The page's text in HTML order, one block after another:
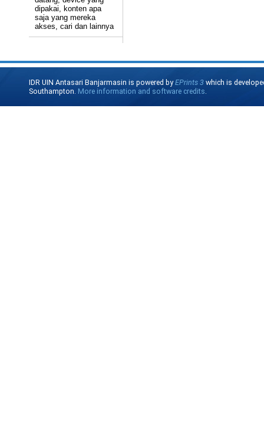
dipakai, konten apa
saja yang mereka
akses, cari dan lainnya
IDR UIN Antasari Banjarmasin is powered byEPrints 3 which is
Southampton. More information and software credits.